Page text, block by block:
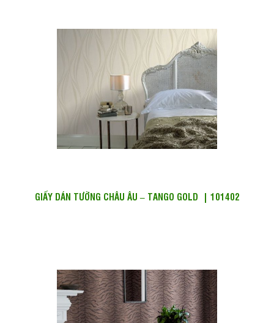
GIẤY DÁN TƯỜNG CHÂU ÂU – TANGO GOLD | 101402